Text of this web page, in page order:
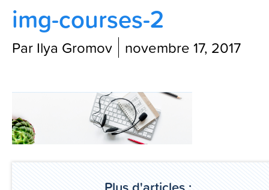
Contactez-nous
Blog
img-courses-2
Par Ilya Gromov novembre 17, 2017